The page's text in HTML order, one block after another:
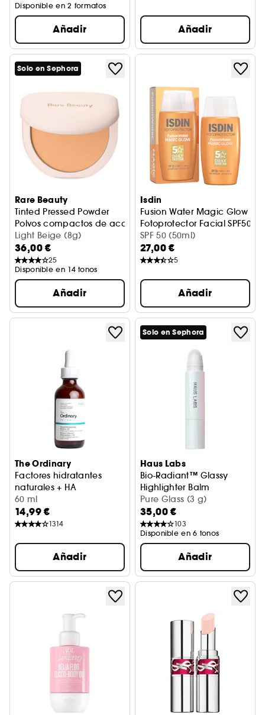
Disponible en 2 formatos
Añadir Añadir
Solo en Sephora
Rare Beauty
Tinted Pressed Powder
Polvos compactos de acabado con color
Light Beige (8g)
36,00 €
25
Disponible en 14 tonos
Añadir
Isdin
Fusion Water Magic Glow
Fotoprotector Facial SPF50
SPF 50 (50ml)
27,00 €
5
Añadir
The Ordinary
Factores hidratantes
naturales + HA
Crema hidratante para el cuero cabelludo
60 ml
14,99 €
1314
Añadir
Solo en Sephora
Haus Labs
Bio-Radiant™ Glassy
Highlighter Balm
Bálsamo iluminador facial
Pure Glass (3 g)
35,00 €
103
Disponible en 6 tonos
Añadir